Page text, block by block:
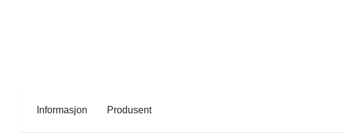
Informasjon Produsent